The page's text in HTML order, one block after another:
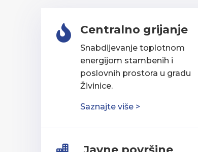
 Centralno grijanje
Snabdijevanje toplotnom
energijom stambenih i
poslovnih prostora u gradu
Živinice.
Saznajte više >